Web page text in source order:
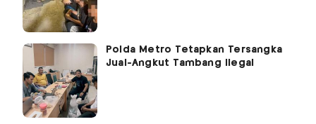
Polda Metro Tetapkan Tersangka
Jual-Angkut Tambang Ilegal